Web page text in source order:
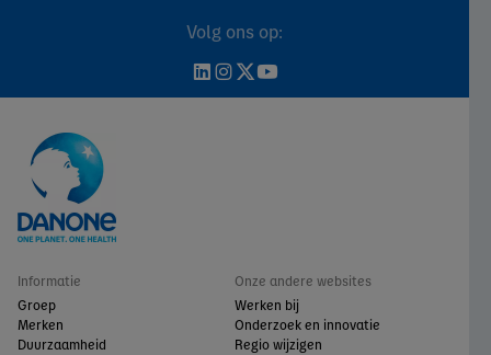
Volg ons op:
Informatie
Groep
Merken
Duurzaamheid
Onze andere websites
Werken bij
Onderzoek en innovatie
Regio wijzigen